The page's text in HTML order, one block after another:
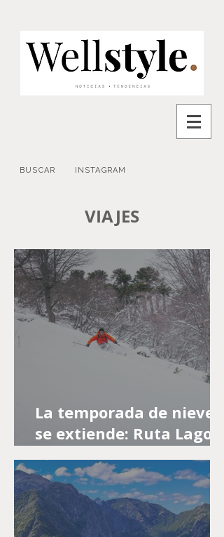
BUSCAR INSTAGRAM
VIAJES
La temporada de nieve
se extiende: Ruta Lagos
y Volcanes invita a
disfrutar sus centros de
esquí